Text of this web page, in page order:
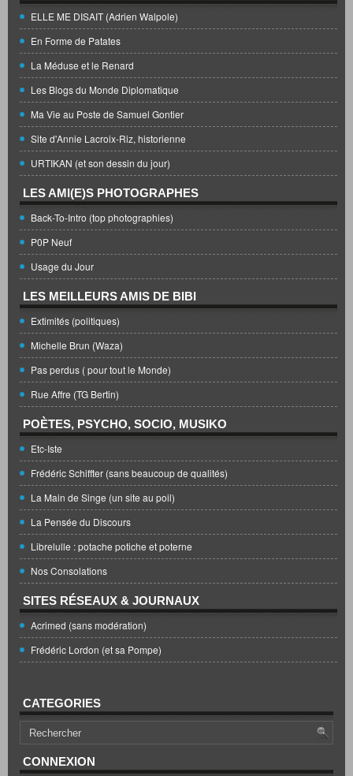
ELLE ME DISAIT (Adrien Walpole)
En Forme de Patates
La Méduse et le Renard
Les Blogs du Monde Diplomatique
Ma Vie au Poste de Samuel Gontier
Site d'Annie Lacroix-Riz, historienne
URTIKAN (et son dessin du jour)
LES AMI(E)S PHOTOGRAPHES
Back-To-Intro (top photographies)
P0P Neuf
Usage du Jour
LES MEILLEURS AMIS DE BIBI
Extimités (politiques)
Michelle Brun (Waza)
Pas perdus ( pour tout le Monde)
Rue Affre (TG Bertin)
POÈTES, PSYCHO, SOCIO, MUSIKO
Etc-Iste
Frédéric Schiffter (sans beaucoup de qualités)
La Main de Singe (un site au poil)
La Pensée du Discours
Librelulle : potache potiche et poterne
Nos Consolations
SITES RÉSEAUX & JOURNAUX
Acrimed (sans modération)
Frédéric Lordon (et sa Pompe)
CATEGORIES
CONNEXION